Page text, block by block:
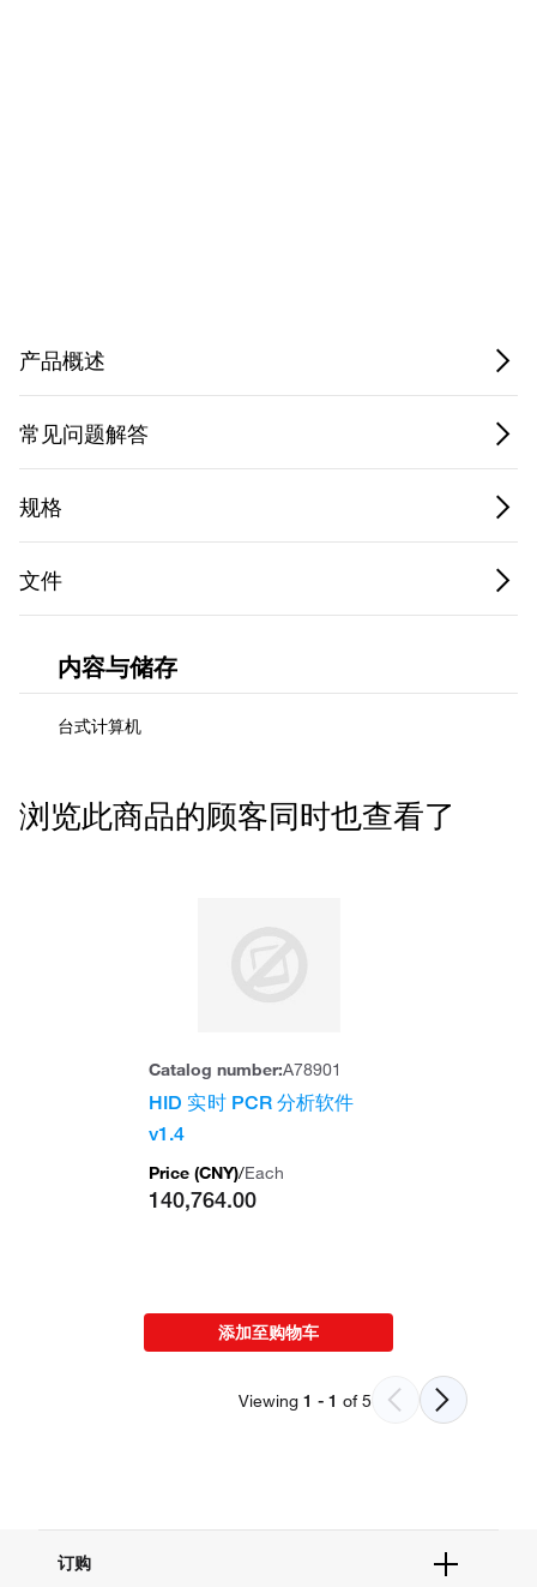
产品概述
常见问题解答
规格
文件
内容与储存
浏览此商品的顾客同时也查看了
Catalog number:A78901
HID 实时 PCR 分析软件
v1.4
Price (CNY)/Each
140,764.00
添加至购物车
Viewing 1 - 1 of5
订购